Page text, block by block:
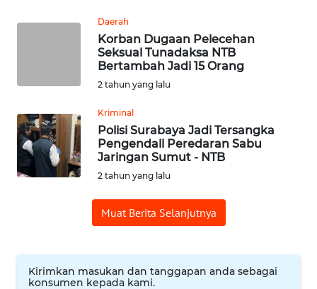
Daerah
Korban Dugaan Pelecehan
Seksual Tunadaksa NTB
Bertambah Jadi 15 Orang
2 tahun yang lalu
Kriminal
Polisi Surabaya Jadi Tersangka
Pengendali Peredaran Sabu
Jaringan Sumut - NTB
2 tahun yang lalu
Muat Berita Selanjutnya
Kirimkan masukan dan tanggapan anda sebagai
konsumen kepada kami.
WN
BINJAI
WN
INDRAMAYU